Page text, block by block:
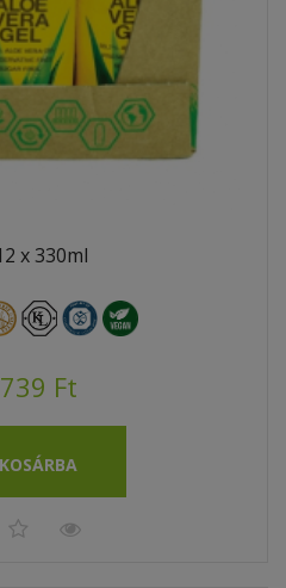
x 330ml
Ft
KOSÁRBA